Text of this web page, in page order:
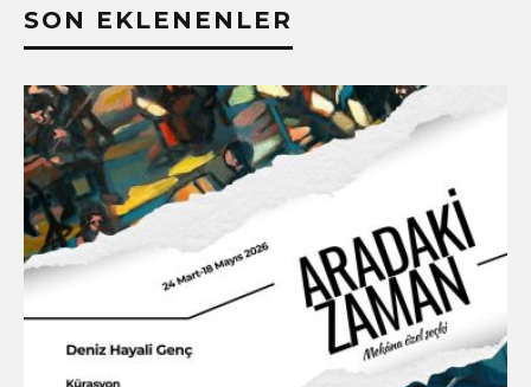
SON EKLENENLER